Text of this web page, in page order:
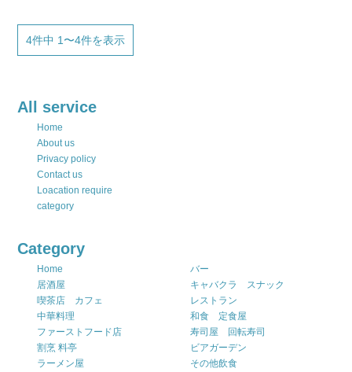
4件中 1〜4件を表示
All service
Home
About us
Privacy policy
Contact us
Loacation require
category
Category
Home
バー
居酒屋
キャバクラ スナック
喫茶店 カフェ
レストラン
中華料理
和食 定食屋
ファーストフード店
寿司屋 回転寿司
割烹 料亭
ビアガーデン
ラーメン屋
その他飲食